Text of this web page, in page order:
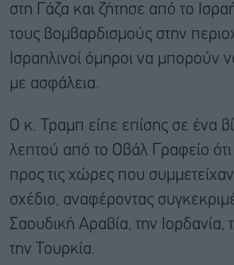
στη Γάζα και ζήτησε από το
τους βομβαρδισμούς στην
Ισραηλινοί όμηροι να μπορούν
με ασφάλεια.
Ο κ. Τραμπ είπε επίσης σε ένα
λεπτού από το Οβάλ Γραφείο
προς τις χώρες που συμμετείχαν
σχέδιο, αναφέροντας
Σαουδική Αραβία, την Ιορδανία,
την Τουρκία.